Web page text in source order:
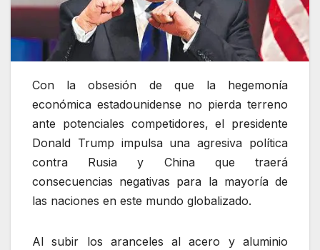
Con la obsesión de que la hegemonía
económica estadounidense no pierda terreno
ante potenciales competidores, el presidente
Donald Trump impulsa una agresiva política
contra Rusia y China que traerá
consecuencias negativas para la mayoría de
las naciones en este mundo globalizado.
Al subir los aranceles al acero y aluminio